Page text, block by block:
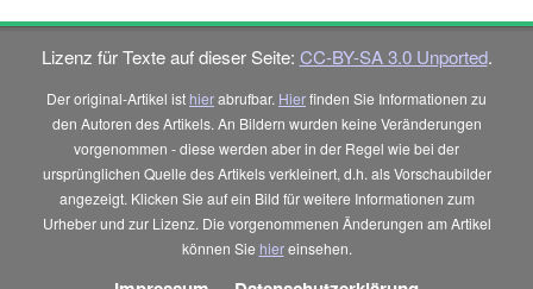
Lizenz für Texte auf dieser Seite: CC-BY-SA 3.0 Unported.
Der original-Artikel ist hierabrufbar. Hierfinden Sie Informationen zu
den Autoren des Artikels. An Bildern wurden keine Veränderungen
vorgenommen - diese werden aber in der Regel wie bei der
ursprünglichen Quelle des Artikels verkleinert, d.h. als Vorschaubilder
angezeigt. Klicken Sie auf ein Bild für weitere Informationen zum
Urheber und zur Lizenz. Die vorgenommenen Änderungen am Artikel
können Sie hiereinsehen.